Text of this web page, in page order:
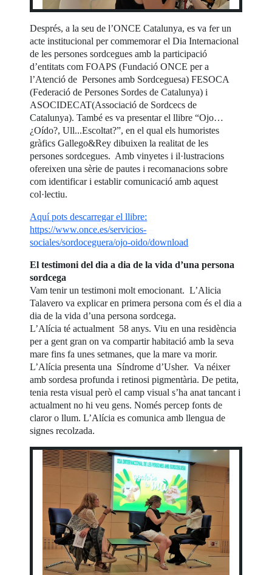
Després, a la seu de l’ONCE Catalunya, es va fer un
acte institucional per commemorar el Dia Internacional
de les persones sordcegues amb la participació
d’entitats com FOAPS (Fundació ONCE per a
l’Atenció de Persones amb Sordceguesa) FESOCA
(Federació de Persones Sordes de Catalunya) i
ASOCIDECAT(Associació de Sordcecs de
Catalunya). També es va presentar el llibre “Ojo…
¿Oído?, Ull...Escoltat?”, en el qual els humoristes
gràfics Gallego&Rey dibuixen la realitat de les
persones sordcegues. Amb vinyetes i il·lustracions
ofereixen una sèrie de pautes i recomanacions sobre
com identificar i establir comunicació amb aquest
col·lectiu.
Aquí pots descarregar el llibre:
https://www.once.es/servicios-
sociales/sordoceguera/ojo-oido/download
El testimoni del dia a dia de la vida d’una persona
sordcega
Vam tenir un testimoni molt emocionant. L’Alicia
Talavero va explicar en primera persona com és el dia a
dia de la vida d’una persona sordcega.
L’Alícia té actualment 58 anys. Viu en una residència
per a gent gran on va compartir habitació amb la seva
mare fins fa unes setmanes, que la mare va morir.
L’Alícia presenta una Síndrome d’Usher. Va néixer
amb sordesa profunda i retinosi pigmentària. De petita,
tenia resta visual però el camp visual s’ha anat tancant i
actualment no hi veu gens. Només percep fonts de
claror o llum. L’Alícia es comunica amb llengua de
signes recolzada.